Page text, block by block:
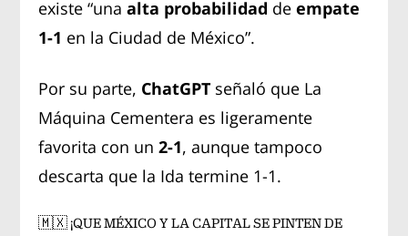
existe “una alta probabilidad de empate
1-1 en la Ciudad de México”.
Por su parte, ChatGPT señaló que La
Máquina Cementera es ligeramente
favorita con un 2-1, aunque tampoco
descarta que la Ida termine 1-1.
🇲🇽 ¡QUE MÉXICO Y LA CAPITAL SE PINTEN DE